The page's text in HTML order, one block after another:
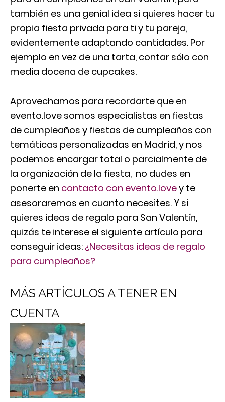
también es una genial idea si quieres hacer tu
propia fiesta privada para ti y tu pareja,
evidentemente adaptando cantidades. Por
ejemplo en vez de una tarta, contar sólo con
media docena de cupcakes.
Aprovechamos para recordarte que en
evento.love somos especialistas en fiestas
de cumpleaños y fiestas de cumpleaños con
temáticas personalizadas en Madrid, y nos
podemos encargar total o parcialmente de
la organización de la fiesta, no dudes en
ponerte en contacto con evento.lovey te
asesoraremos en cuanto necesites. Y si
quieres ideas de regalo para San Valentín,
quizás te interese el siguiente artículo para
conseguir ideas: ¿Necesitas ideas de regalo
para cumpleaños?
MÁS ARTÍCULOS A TENER EN
CUENTA